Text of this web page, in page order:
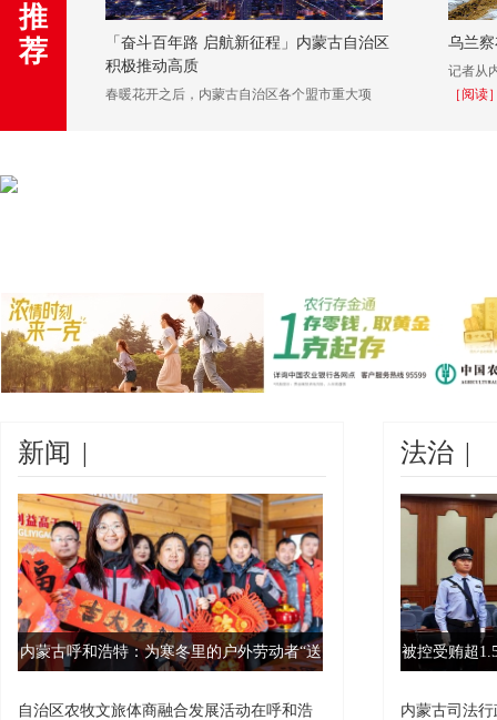
推
荐
上飞
「奋斗百年路 启航新征程」内蒙古自治区
积极推动高质
春暖花开之后，内蒙古自治区各个盟市重大项
乌兰
记者从
［阅读
新闻 |
内蒙古呼和浩特：为寒冬里的户外劳动者“送
自治区农牧文旅体商融合发展活动在呼和浩
法治 |
被控受贿超
内蒙古司法